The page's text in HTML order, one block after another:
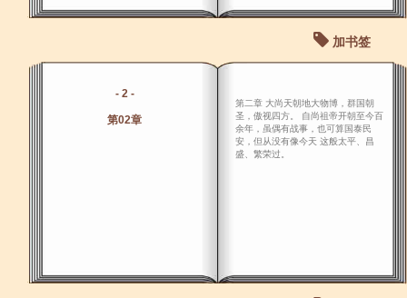
加书签
- 2 -
第02章
第二章 大尚天朝地大物博，群国朝
圣，傲视四方。 自尚祖帝开朝至今百
余年，虽偶有战事，也可算国泰民
安，但从没有像今天 这般太平、昌
盛、繁荣过。